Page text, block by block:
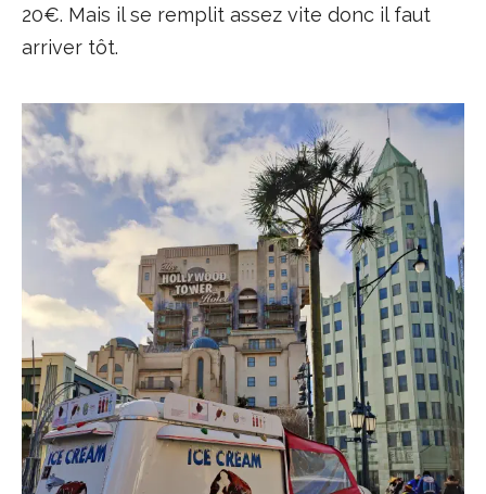
20€. Mais il se remplit assez vite donc il faut
arriver tôt.